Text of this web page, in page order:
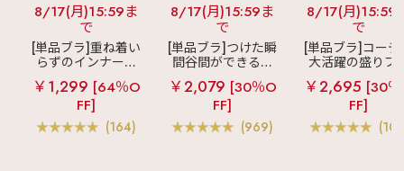
8/17(月)15:59ま
で
[単品ブラ]重ね着い
らずのインナーブ
ラ
リッチバスト
ブラトップ (ワイヤ
ー入り)
￥1,299 [64％O
FF]
(164)
8/17(月)15:59ま
で
[単品ブラ]つけた瞬
間谷間ができるシ
ームレスブラ
超
盛ブラ(R) シームレ
ス 単品ブラジャー
￥2,079 [30％O
FF]
(969)
8/17(月)15:59
で
[単品ブラ]コーデ
大活躍の盛りブ
ショートレン
ス ブラトップ 超
ブラ(R) 単品ブ
ャー
￥2,695 [30
FF]